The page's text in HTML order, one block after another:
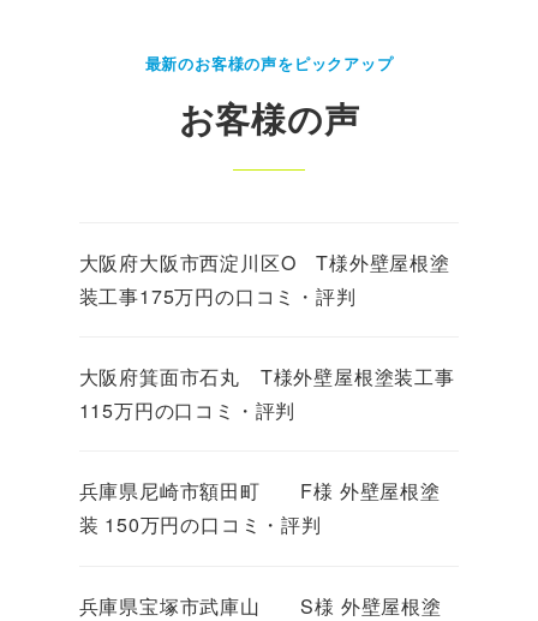
最新のお客様の声をピックアップ
お客様の声
大阪府大阪市西淀川区O T様外壁屋根塗
装工事175万円の口コミ・評判
大阪府箕面市石丸 T様外壁屋根塗装工事
115万円の口コミ・評判
兵庫県尼崎市額田町 F様 外壁屋根塗
装 150万円の口コミ・評判
兵庫県宝塚市武庫山 S様 外壁屋根塗